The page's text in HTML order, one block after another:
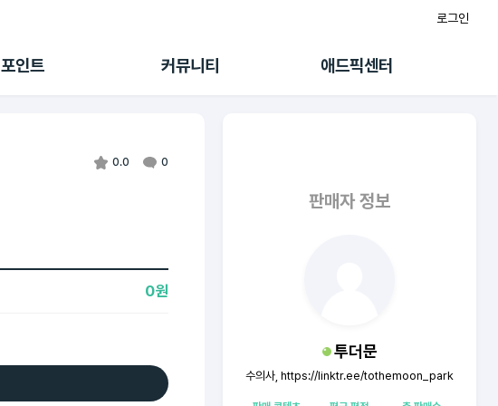
로그인
포인트 커뮤니티 애드픽센터
출석 룰렛
랭킹
수익 Live
멤버십 센터
0.0 0
0원
판매자 정보
투더문
수의사, https://linktr.ee/tothemoon_park